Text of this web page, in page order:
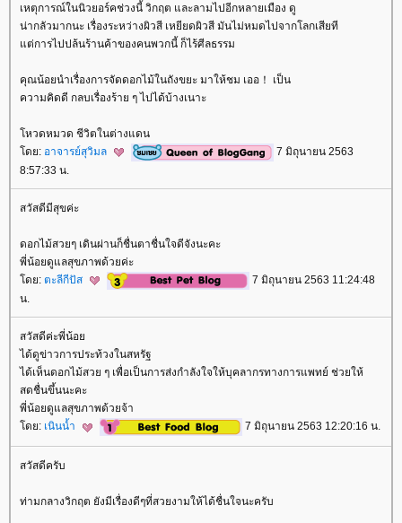
เหตุการณ์ในนิวยอร์คช่วงนี้ วิกฤต และลามไปอีกหลายเมือง ดู
น่ากลัวมากนะ เรื่องระหว่างผิวสี เหยียดผิวสี มันไม่หมดไปจากโลกเสียที
ต่การไปปล้นร้านค้าของคนพวกนี้ ก็ไร้ศีลธรรม
คุณน้อยนำเรื่องการจัดดอกไม้ในถังขยะ มาให้ชม เออ！ เป็น
ความคิดดี กลบเรื่องร้าย ๆ ไปได้บ้างเนาะ
หวดหมวด ชีวิตในต่างแดน
ดย: อาจารย์สุวิมล
7 มิถุนายน 2563
8:57:33 น.
สวัสดีมีสุขค่ะ
ดอกไม้สวยๆ เดินผ่านก็ชื่นตาชื่นใจดีจังนะคะ
พี่น้อยดูแลสุขภาพด้วยค่ะ
ดย: ตะลีกีปัส
7 มิถุนายน 2563 11:24:48
น.
สวัสดีค่ะพี่น้อ
ได้ดูข่าวการประท้วงในสหรัฐ
ได้เห็นดอกไม้สวย ๆ เพื่อเป็นการส่งกำลังใจให้บุคลากรทางการแพทย์ ช่วยให้
สดชื่นขึ้นนะคะ
พี่น้อยดูแลสุขภาพด้วยจ้า
ดย: เนินน้ำ 7 มิถุนายน 2563 12:20:16 น.
สวัสดีครับ
ท่ามกลางวิกฤต ยังมีเรื่องดีๆที่สวยงามให้ได้ชื่นใจนะครับ